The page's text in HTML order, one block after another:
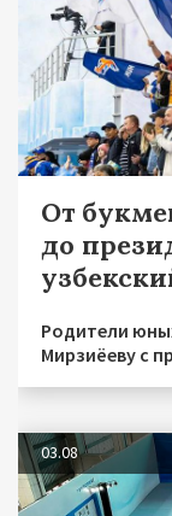
От
до
Родители
Мирзиёеву с
03.08